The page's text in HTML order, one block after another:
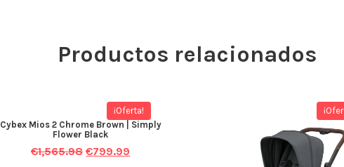
Productos relacionados
¡Oferta!
Cybex Mios 2 Chrome Brown | Simply
Flower Black
€1,565.98 €799.99